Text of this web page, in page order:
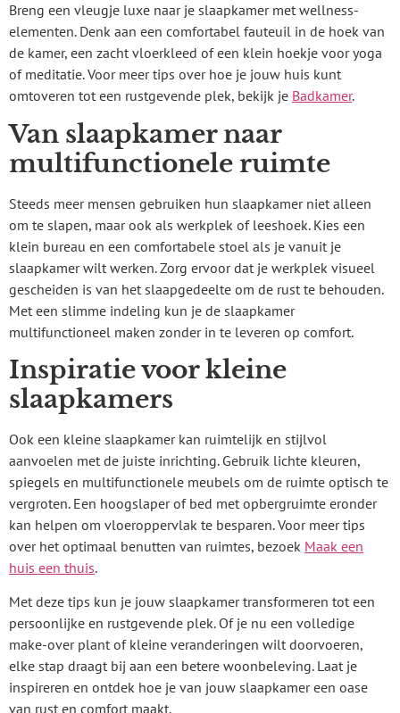
Breng een vleugje luxe naar je slaapkamer met wellness-
elementen. Denk aan een comfortabel fauteuil in de hoek van
de kamer, een zacht vloerkleed of een klein hoekje voor yoga
of meditatie. Voor meer tips over hoe je jouw huis kunt
omtoveren tot een rustgevende plek, bekijk je Badkamer.
Van slaapkamer naar
multifunctionele ruimte
Steeds meer mensen gebruiken hun slaapkamer niet alleen
om te slapen, maar ook als werkplek of leeshoek. Kies een
klein bureau en een comfortabele stoel als je vanuit je
slaapkamer wilt werken. Zorg ervoor dat je werkplek visueel
gescheiden is van het slaapgedeelte om de rust te behouden.
Met een slimme indeling kun je de slaapkamer
multifunctioneel maken zonder in te leveren op comfort.
Inspiratie voor kleine
slaapkamers
Ook een kleine slaapkamer kan ruimtelijk en stijlvol
aanvoelen met de juiste inrichting. Gebruik lichte kleuren,
spiegels en multifunctionele meubels om de ruimte optisch te
vergroten. Een hoogslaper of bed met opbergruimte eronder
kan helpen om vloeroppervlak te besparen. Voor meer tips
over het optimaal benutten van ruimtes, bezoek Maak een
huis een thuis.
Met deze tips kun je jouw slaapkamer transformeren tot een
persoonlijke en rustgevende plek. Of je nu een volledige
make-over plant of kleine veranderingen wilt doorvoeren,
elke stap draagt bij aan een betere woonbeleving. Laat je
inspireren en ontdek hoe je van jouw slaapkamer een oase
van rust en comfort maakt.